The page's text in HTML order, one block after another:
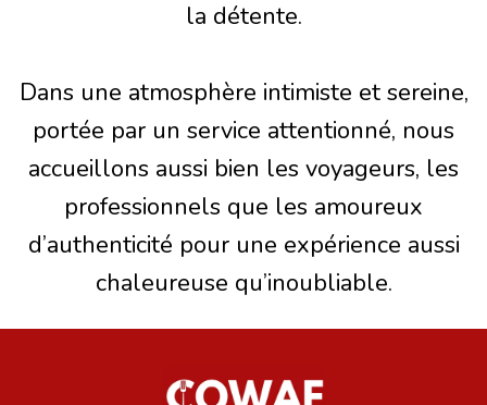
la détente.
Dans une atmosphère intimiste et sereine,
portée par un service attentionné, nous
accueillons aussi bien les voyageurs, les
professionnels que les amoureux
d’authenticité pour une expérience aussi
chaleureuse qu’inoubliable.